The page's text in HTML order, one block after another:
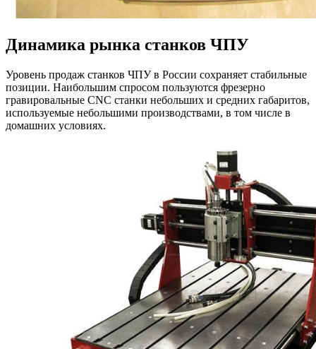
Динамика рынка станков ЧПУ
Уровень продаж станков ЧПУ в России сохраняет стабильные
позиции. Наибольшим спросом пользуются фрезерно
гравировальные CNC станки небольших и средних габаритов,
используемые небольшими производствами, в том числе в
домашних условиях.